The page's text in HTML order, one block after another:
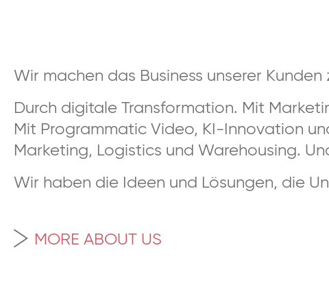
Wir machen das Business unserer Kunden
Durch digitale Transformation. Mit
Mit Programmatic Video, KI-Innovation
Marketing, Logistics und Warehousing.
Wir haben die Ideen und Lösungen, die
MORE ABOUT US